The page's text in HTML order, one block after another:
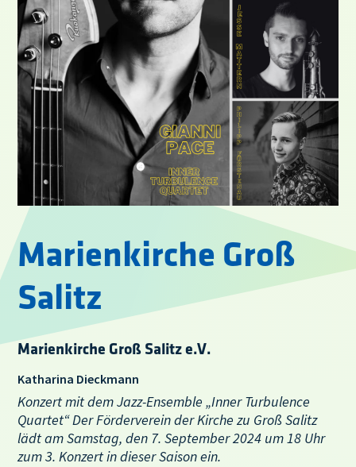
Marienkirche Groß
Salitz
Marienkirche Groß Salitz e.V.
Katharina Dieckmann
Konzert mit dem Jazz-Ensemble „Inner Turbulence
Quartet“ Der Förderverein der Kirche zu Groß Salitz
lädt am Samstag, den 7. September 2024 um 18 Uhr
zum 3. Konzert in dieser Saison ein.